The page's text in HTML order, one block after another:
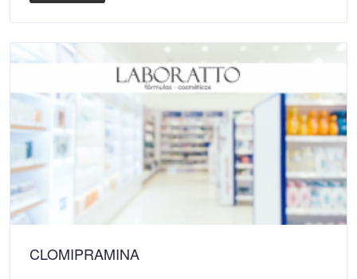
CLOMIPRAMINA